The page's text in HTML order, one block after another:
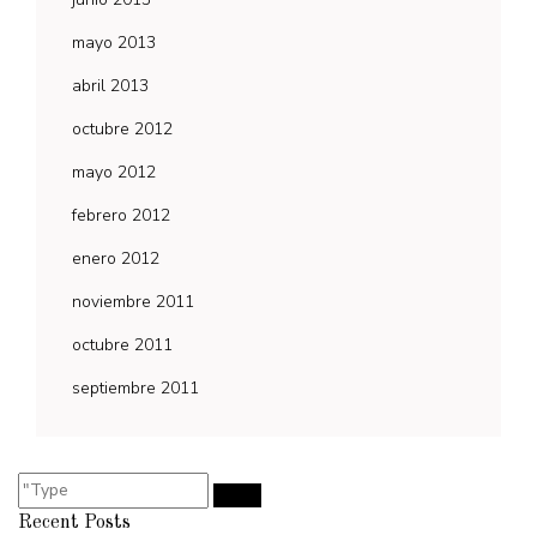
mayo 2013
abril 2013
octubre 2012
mayo 2012
febrero 2012
enero 2012
noviembre 2011
octubre 2011
septiembre 2011
Recent Posts